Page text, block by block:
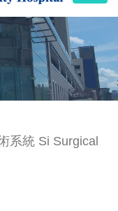
系統 Si Surgical